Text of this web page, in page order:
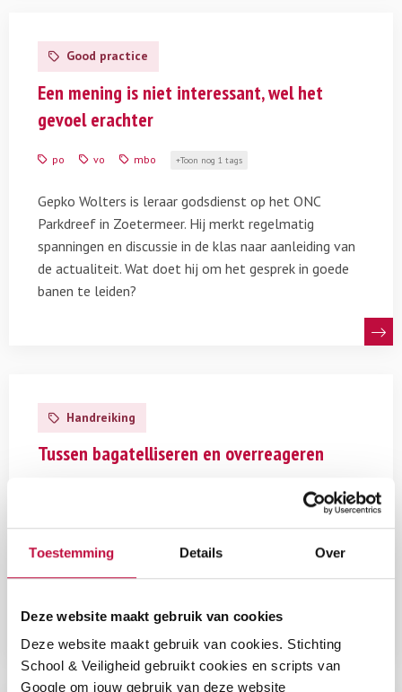
Toestemming Details Over
Deze website maakt gebruik van cookies
Deze website maakt gebruik van cookies. Stichting
School & Veiligheid gebruikt cookies en scripts van
Google om jouw gebruik van deze website
meer
Interview
spanning
Good practice
Een mening is niet interessant, wel het
gevoel erachter
po vo mbo Toon nog 1 tags
Gepko Wolters is leraar godsdienst op het ONC
Parkdreef in Zoetermeer. Hij merkt regelmatig
spanningen en discussie in de klas naar aanleiding van
de actualiteit. Wat doet hij om het gesprek in goede
banen te leiden?
meer
Tussen
Handreiking
Tussen bagatelliseren en overreageren
gedrag op school kunnen uiteenlopen van
bagatelliseren tot overreageren. Hoe bewandel je het